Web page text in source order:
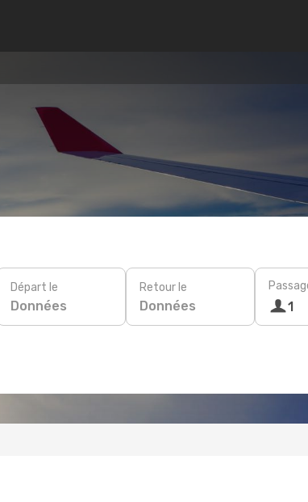
Départ le
Données
Retour le
Données 1